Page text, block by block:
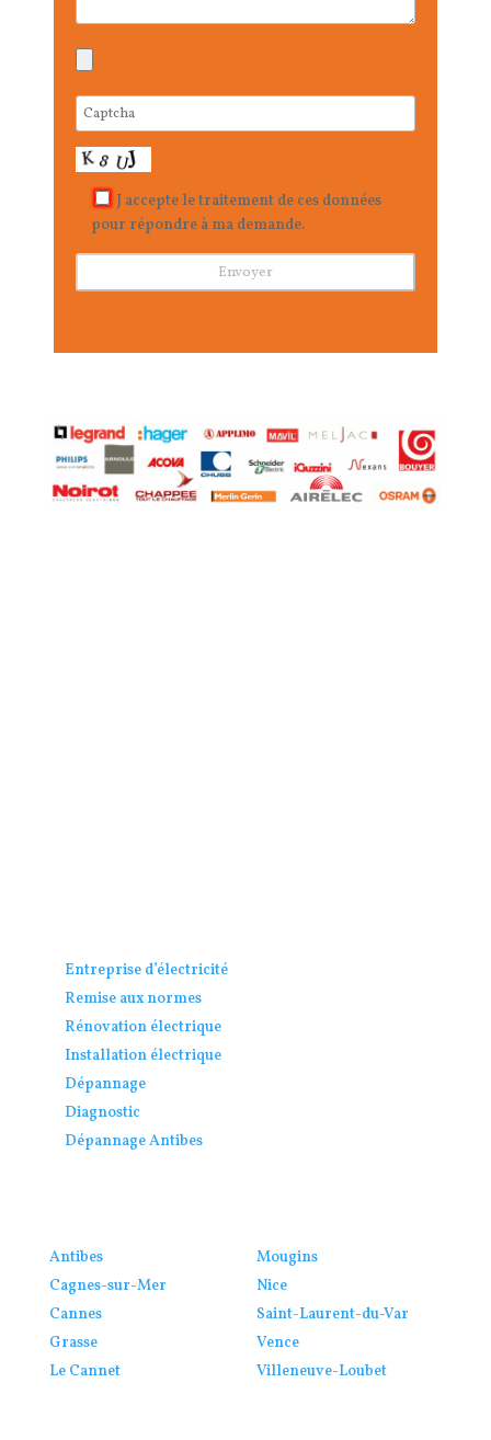
J accepte le traitement de ces données
pour répondre à ma demande.
Entreprise d’électricité
Remise aux normes
Rénovation électrique
Installation électrique
Dépannage
Diagnostic
Dépannage Antibes
Antibes
Cagnes-sur-Mer
Cannes
Grasse
Le Cannet
Mougins
Nice
Saint-Laurent-du-Var
Vence
Villeneuve-Loubet